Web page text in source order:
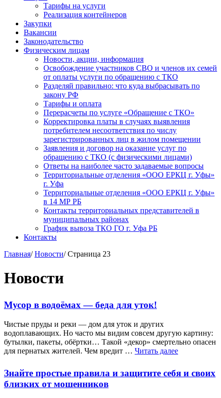
Тарифы на услуги
Реализация контейнеров
Закупки
Вакансии
Законодательство
Физическим лицам
Новости, акции, информация
Освобождение участников СВО и членов их семей
от оплаты услуги по обращению с ТКО
Разделяй правильно: что куда выбрасывать по
закону РФ
Тарифы и оплата
Перерасчеты по услуге «Обращение с ТКО»
Корректировка платы в случаях выявления
потребителем несоответствия по числу
зарегистрированных лиц в жилом помещении
Заявления и договор на оказание услуг по
обращению с ТКО (с физическими лицами)
Ответы на наиболее часто задаваемые вопросы
Территориальные отделения «ООО ЕРКЦ г. Уфы»
г. Уфа
Территориальные отделения «ООО ЕРКЦ г. Уфы»
в 14 МР РБ
Контакты территориальных представителей в
муниципальных районах
График вывоза ТКО ГО г. Уфа РБ
Контакты
Главная/ Новости/Страница 23
Новости
Мусор в водоёмах — беда для уток!
Чистые пруды и реки — дом для уток и других
водоплавающих. Но часто мы видим совсем другую картину:
бутылки, пакеты, обёртки… Такой «декор» смертельно опасен
для пернатых жителей. Чем вредит … Читать далее
Знайте простые правила и защитите себя и своих
близких от мошенников